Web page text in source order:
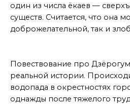
один из числа ёкаев —
существ. Считается, что она
доброжелательной, так и
Повествование про
реальной истории.
водопада в окрестностях
однажды после тяжелого